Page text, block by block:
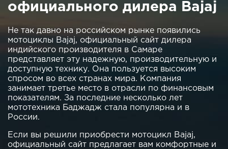
официального дилера Bajaj
Не так давно на российском рынке появились
мотоциклы Bajaj, официальный сайт дилера
индийского производителя в Самаре
представляет эту надежную, производительную и
доступную технику. Она пользуется высоким
спросом во всех странах мира. Компания
занимает третье место в отрасли по финансовым
показателям. За последние несколько лет
мототехника Баджадж стала популярна и в
России.
Если вы решили приобрести мотоцикл Bajaj,
официальный сайт предлагает вам комфортные и